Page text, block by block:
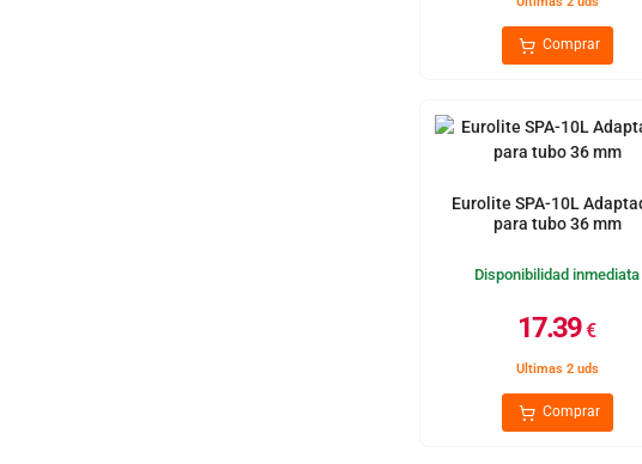
Comprar
Eurolite SPA-10L
para tubo 36 mm
Disponibilidad inmediata
17.39€
Ultimas 2 uds
Comprar